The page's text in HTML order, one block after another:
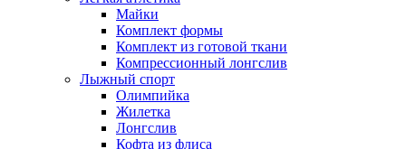
Майки
Комплект формы
Комплект из готовой ткани
Компрессионный лонгслив
Лыжный спорт
Олимпийка
Жилетка
Лонгслив
Кофта из флиса